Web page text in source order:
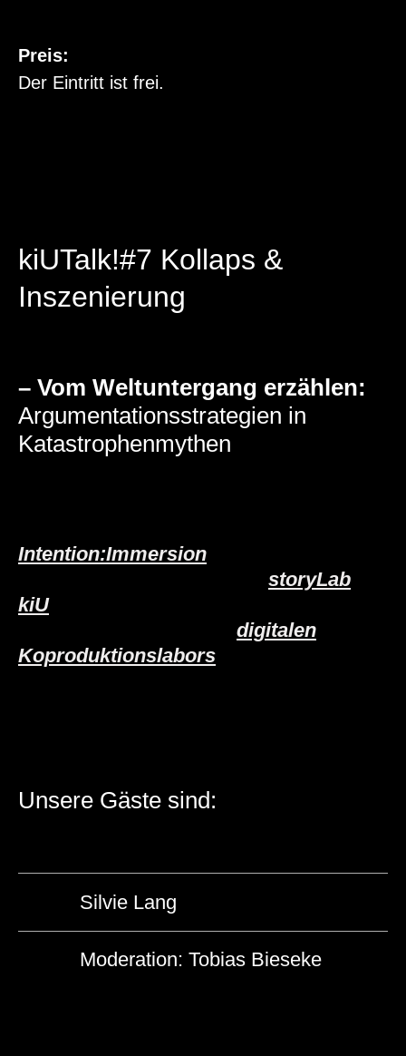
Preis:
Der Eintritt ist frei.
kiUTalk!#7 Kollaps &
Inszenierung
– Vom Weltuntergang erzählen:
Argumentationsstrategien in
Katastrophenmythen
Intention:Immersion
storyLab
kiU, der digitalen Kultur des
digitalen
Koproduktionslabors
Unsere Gäste sind:
Silvie Lang
Moderation: Tobias Bieseke